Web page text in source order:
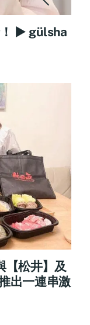
► gülsha
【松井】及
出一連串激